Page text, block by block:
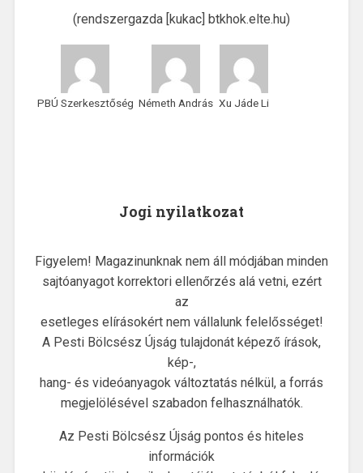
(rendszergazda [kukac] btkhok.elte.hu)
PBÚ Szerkesztőség Németh András Xu Jáde Li
Jogi nyilatkozat
Figyelem! Magazinunknak nem áll módjában minden
sajtóanyagot korrektori ellenőrzés alá vetni, ezért
az
esetleges elírásokért nem vállalunk felelősséget!
A Pesti Bölcsész Újság tulajdonát képező írások,
kép-,
hang- és videóanyagok változtatás nélkül, a forrás
megjelölésével szabadon felhasználhatók.
Az Pesti Bölcsész Újság pontos és hiteles
információk